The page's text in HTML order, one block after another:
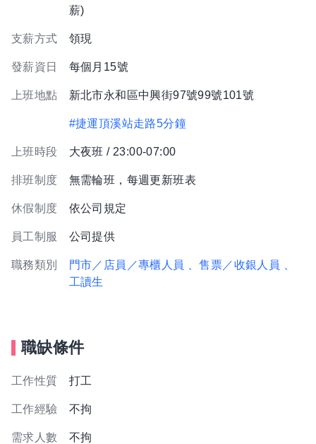
薪)
支薪方式 領現
發薪資日 每個月15號
上班地點 新北市永和區中興街97號99號101號
#捷運頂溪站走路5分鐘
上班時段 大夜班 / 23:00-07:00
排班制度 無需輪班，每週更新班表
休假制度 依公司規定
員工制服 公司提供
職務類別 門市／店員／專櫃人員 、售票／收銀人員
工讀生
職缺條件
工作性質 打工
工作經驗 不拘
需求人數 不拘